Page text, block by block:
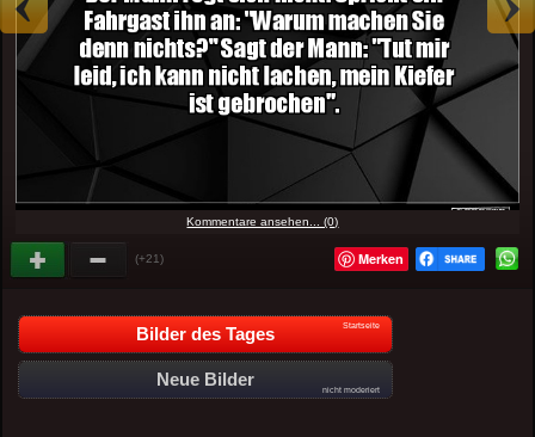
Kommentare ansehen... (0)
(+21) Merken
Bilder des Tages Startseite
Neue Bilder
nicht moderiert